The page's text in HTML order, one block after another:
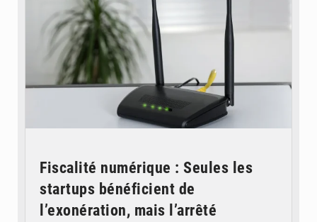
Fiscalité numérique : Seules les
startups bénéficient de
l’exonération, mais l’arrêté